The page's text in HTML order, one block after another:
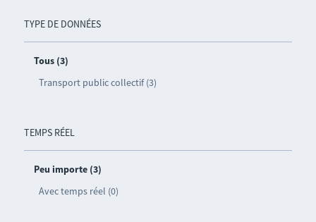
TYPE DE DONNÉES
Tous (3)
Transport public collectif (3)
TEMPS RÉEL
Peu importe (3)
Avec temps réel (0)